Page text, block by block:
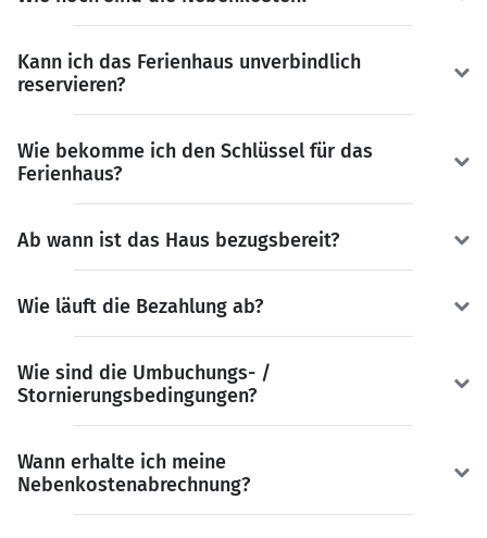
Kann ich das Ferienhaus unverbindlich
reservieren?
Wie bekomme ich den Schlüssel für das
Ferienhaus?
Ab wann ist das Haus bezugsbereit?
Wie läuft die Bezahlung ab?
Wie sind die Umbuchungs- /
Stornierungsbedingungen?
Wann erhalte ich meine
Nebenkostenabrechnung?